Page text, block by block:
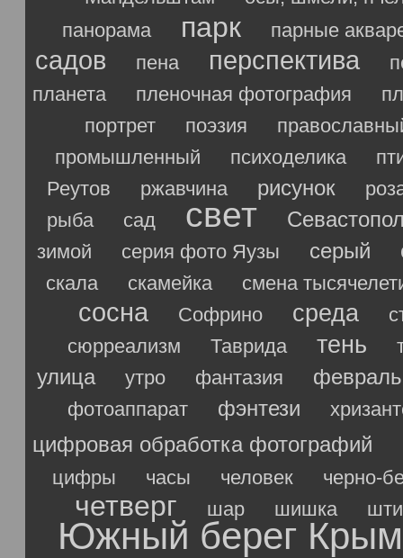
панорама
парк парные
садов пена перспектива
планета
пленочная фотография
портрет
поэзия
промышленный
психоделика
Реутов
ржавчина рисунок
рыба
сад свет
зимой серия фото Яузы серый
скала скамейка смена
сосна Софрино среда
сюрреализм
Таврида тень
улица утро фантазия февраль
фотоаппарат фэнтези
цифровая обработка фотографий
цифры часы человек черно-
четверг шар шишка
Южный берег